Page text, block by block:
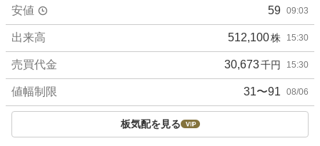
安値 59 09:03
出来高 512,100株 15:30
売買代金 30,673千円 15:30
値幅制限 31〜91 08/06
板気配を見る